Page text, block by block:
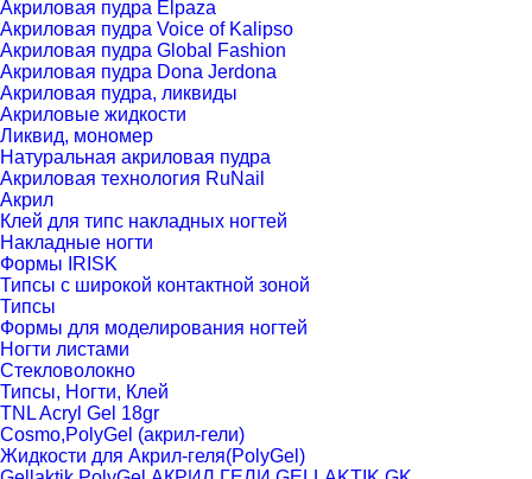
Акриловая пудра Elpaza
Акриловая пудра Voice of Kalipso
Акриловая пудра Global Fashion
Акриловая пудра Dona Jerdona
Акриловая пудра, ликвиды
Акриловые жидкости
Ликвид, мономер
Натуральная акриловая пудра
Акриловая технология RuNail
Акрил
Клей для типс накладных ногтей
Накладные ногти
Формы IRISK
Типсы с широкой контактной зоной
Типсы
Формы для моделирования ногтей
Ногти листами
Стекловолокно
Типсы, Ногти, Клей
TNL Acryl Gel 18gr
Cosmo,PolyGel (акрил-гели)
Жидкости для Акрил-геля(PolyGel)